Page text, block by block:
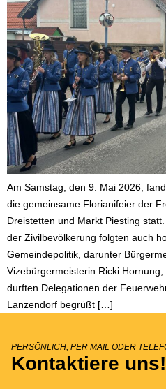
Am Samstag, den 9. Mai 2026,
die gemeinsame Florianifeier der
Dreistetten und Markt Piesting
der Zivilbevölkerung folgten auch
Gemeindepolitik, darunter
Vizebürgermeisterin Ricki
durften Delegationen der
Lanzendorf begrüßt […]
PERSÖNLICH, PER MAIL ODER
Kontaktiere uns!